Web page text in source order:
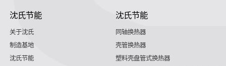
沈氏节能
关于沈氏
制造基地
沈氏节能
沈氏节能
同轴换热器
壳管换热器
塑料壳盘管式换热器